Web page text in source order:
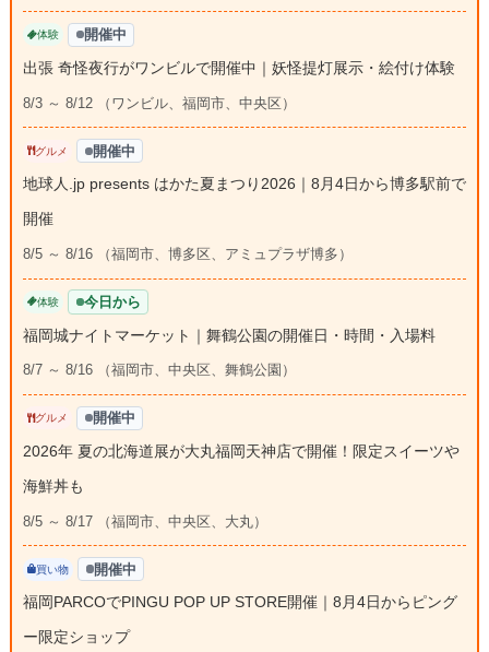
体験 開催中
出張 奇怪夜行がワンビルで開催中｜妖怪提灯展示・絵付け体験
8/3 ～ 8/12 （ワンビル、福岡市、中央区）
グルメ 開催中
地球人.jp presents はかた夏まつり2026｜8月4日から博多駅前で
開催
8/5 ～ 8/16 （福岡市、博多区、アミュプラザ博多）
体験 今日から
福岡城ナイトマーケット｜舞鶴公園の開催日・時間・入場料
8/7 ～ 8/16 （福岡市、中央区、舞鶴公園）
グルメ 開催中
2026年 夏の北海道展が大丸福岡天神店で開催！限定スイーツや
海鮮丼も
8/5 ～ 8/17 （福岡市、中央区、大丸）
買い物 開催中
福岡PARCOでPINGU POP UP STORE開催｜8月4日からピング
ー限定ショップ